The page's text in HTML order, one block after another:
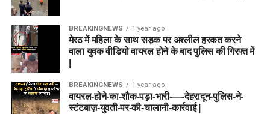
BREAKINGNEWS 1 year ago
मेरठ में महिला के साथ सड़क पर अश्लील हरकत करने
वाला युवक वीडियो वायरल होने के बाद पुलिस की गिरफ्त में
BREAKINGNEWS 1 year ago
वायरल-होने-का-शौक-पड़ा-भारी-—-देहरादून-पुलिस-ने-
स्टंटबाज़-युवती-पर-की-चालानी-कार्रवाई |